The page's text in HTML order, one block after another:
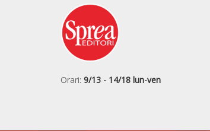
Orari: 9/13 - 14/18 lun-ven